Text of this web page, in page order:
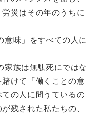
災はその年のうちに
意味」をすべての人に
家族は無駄死にではな
けて『働くことの意
の人に問うているの
残された私たちの、